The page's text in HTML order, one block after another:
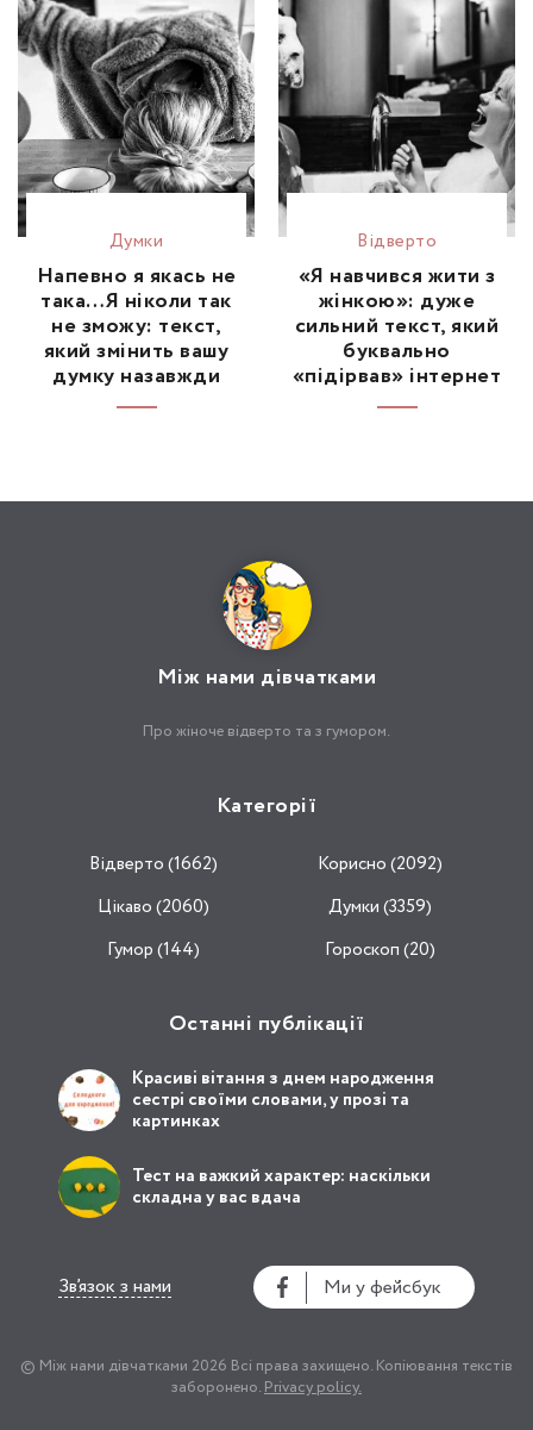
Думки
Напевно я якась не
така…Я ніколи так
не зможу: текст,
який змінить вашу
думку назавжди
Відвертo
«Я навчився жити з
жінкою»: дуже
сильний текст, який
буквально
«підірвав» інтернет
Між нами дівчатками
Про жіноче відверто та з гумором.
Категорії
Відвертo (1662)
Корисно (2092)
Цікаво (2060)
Думки (3359)
Гумор (144)
Гороскоп (20)
Останні публікації
Красиві вітання з днем народження
сестрі своїми словами, у прозі та
картинках
Тест на важкий характер: наскільки
складна у вас вдача
Ми у фейсбук
Зв’язок з нами
© Між нами дівчатками 2026 Всі права захищено. Копіювання текстів
заборонено.Privacy policy.